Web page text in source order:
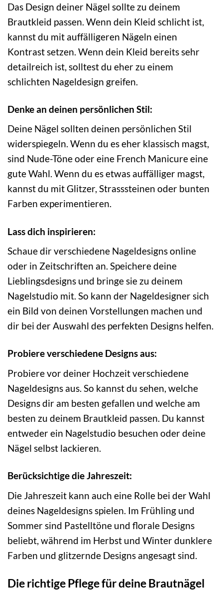
Das Design deiner Nägel sollte zu deinem
Brautkleid passen. Wenn dein Kleid schlicht ist,
kannst du mit auffälligeren Nägeln einen
Kontrast setzen. Wenn dein Kleid bereits sehr
detailreich ist, solltest du eher zu einem
schlichten Nageldesign greifen.
Denke an deinen persönlichen Stil:
Deine Nägel sollten deinen persönlichen Stil
widerspiegeln. Wenn du es eher klassisch magst,
sind Nude-Töne oder eine French Manicure eine
gute Wahl. Wenn du es etwas auffälliger magst,
kannst du mit Glitzer, Strasssteinen oder bunten
Farben experimentieren.
Lass dich inspirieren:
Schaue dir verschiedene Nageldesigns online
oder in Zeitschriften an. Speichere deine
Lieblingsdesigns und bringe sie zu deinem
Nagelstudio mit. So kann der Nageldesigner sich
ein Bild von deinen Vorstellungen machen und
dir bei der Auswahl des perfekten Designs helfen.
Probiere verschiedene Designs aus:
Probiere vor deiner Hochzeit verschiedene
Nageldesigns aus. So kannst du sehen, welche
Designs dir am besten gefallen und welche am
besten zu deinem Brautkleid passen. Du kannst
entweder ein Nagelstudio besuchen oder deine
Nägel selbst lackieren.
Berücksichtige die Jahreszeit:
Die Jahreszeit kann auch eine Rolle bei der Wahl
deines Nageldesigns spielen. Im Frühling und
Sommer sind Pastelltöne und florale Designs
beliebt, während im Herbst und Winter dunklere
Farben und glitzernde Designs angesagt sind.
Die richtige Pflege für deine Brautnägel